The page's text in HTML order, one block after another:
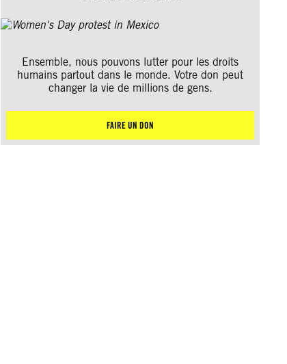
Ensemble, nous pouvons lutter pour les droits
humains partout dans le monde. Votre don peut
changer la vie de millions de gens.
FAIRE UN DON